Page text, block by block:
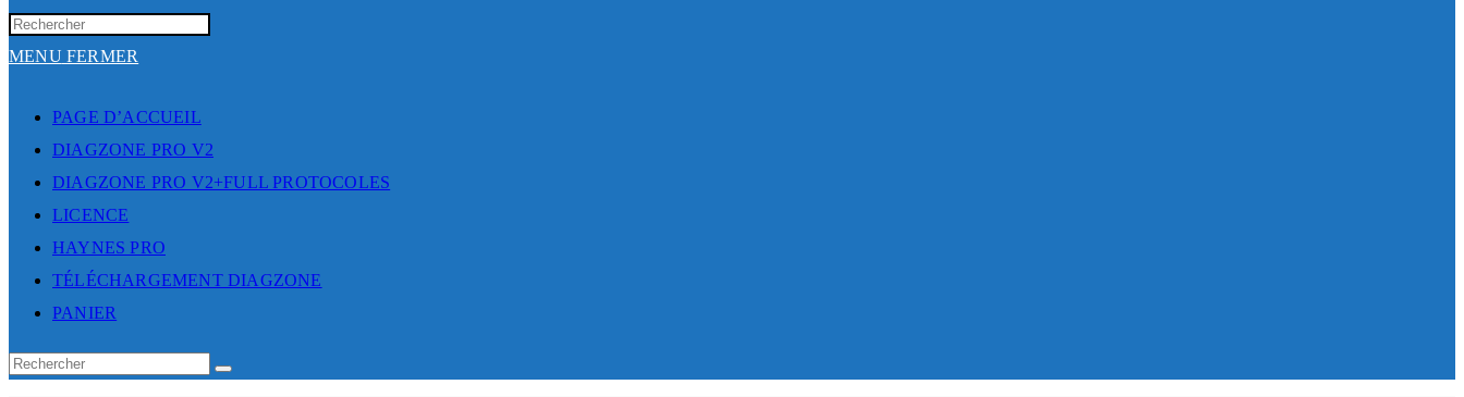
MENU FERMER
PAGE D’ACCUEIL
DIAGZONE PRO V2
DIAGZONE PRO V2+FULL PROTOCOLES
LICENCE
HAYNES PRO
TÉLÉCHARGEMENT DIAGZONE
PANIER